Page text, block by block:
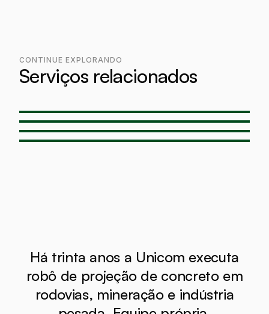
CONTINUE EXPLORANDO
Serviços relacionados
Projeção de concreto refratário →
Concreto projetado em barragem →
Há trinta anos a Unicom executa
robô de projeção de concreto em
rodovias, mineração e indústria